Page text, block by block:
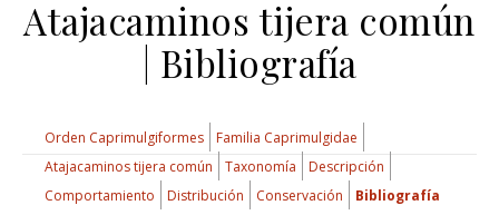
Atajacaminos tijera común
| Bibliografía
Orden Caprimulgiformes
Familia Caprimulgidae
Atajacaminos tijera común
Taxonomía
Descripción
Comportamiento
Distribución Conservación Bibliografía